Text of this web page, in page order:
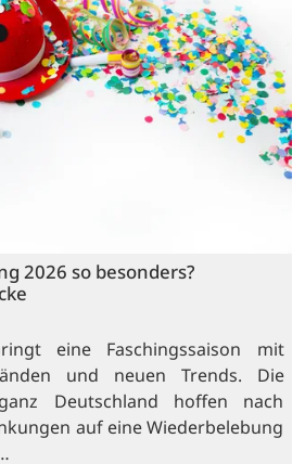
2026 so besonders?
eine Faschingssaison mit
und neuen Trends. Die
Deutschland hoffen nach
auf eine Wiederbelebung